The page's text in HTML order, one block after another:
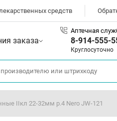
средств
заказа
Аптечная
8-914-555-
Круглосуточно
IIкл 22-32мм р.4 Nero JW-121